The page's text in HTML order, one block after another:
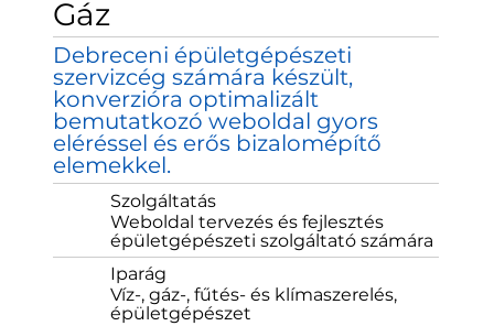
Gáz
Debreceni épületgépészeti
szervizcég számára készült,
konverzióra optimalizált
bemutatkozó weboldal gyors
eléréssel és erős bizalomépítő
elemekkel.
Szolgáltatás
Weboldal tervezés és fejlesztés
épületgépészeti szolgáltató számára
Iparág
Víz-, gáz-, fűtés- és klímaszerelés,
épületgépészet